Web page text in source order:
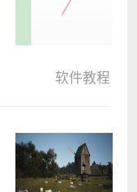
软件教程